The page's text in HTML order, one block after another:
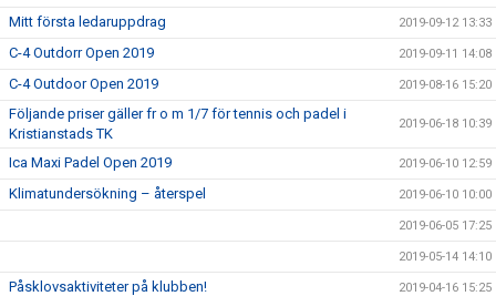
Mitt första ledaruppdrag 2019-09-12 13:33
C-4 Outdorr Open 2019 2019-09-11 14:08
C-4 Outdoor Open 2019 2019-08-16 15:20
Följande priser gäller fr o m 1/7 för tennis och padel i
Kristianstads TK
2019-06-18 10:39
Ica Maxi Padel Open 2019 2019-06-10 12:59
Klimatundersökning – återspel 2019-06-10 10:00
2019-06-05 17:25
2019-05-14 14:10
Påsklovsaktiviteter på klubben! 2019-04-16 15:25